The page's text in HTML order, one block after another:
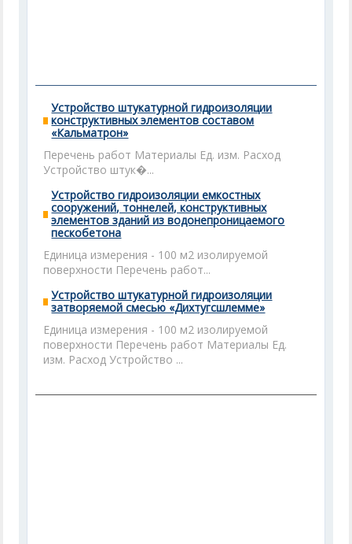
Устройство штукатурной гидроизоляции
конструктивных элементов составом
«Кальматрон»
Перечень работ Материалы Ед. изм. Расход
Устройство штук�...
Устройство гидроизоляции емкостных
сооружений, тоннелей, конструктивных
элементов зданий из водонепроницаемого
пескобетона
Единица измерения - 100 м2 изолируемой
поверхности Перечень работ...
Устройство штукатурной гидроизоляции
затворяемой смесью «Дихтугсшлемме»
Единица измерения - 100 м2 изолируемой
поверхности Перечень работ Материалы Ед.
изм. Расход Устройство ...